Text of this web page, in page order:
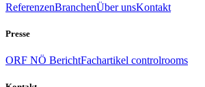
ReferenzenBranchenÜber unsKontakt
Presse
ORF NÖ BerichtFachartikel controlrooms